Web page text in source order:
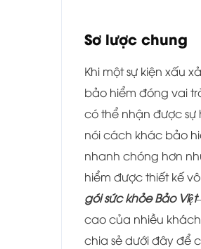
Sơ lược chung
Khi một sự kiện xấu
bảo hiểm đóng vai
có thể nhận được sự
nói cách khác bảo
nhanh chóng hơn
hiểm được thiết kế
gói sức khỏe Bảo Việt
cao của nhiều
chia sẻ dưới đây để